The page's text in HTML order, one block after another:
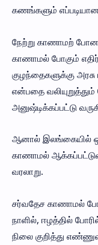
கணங்களும்
நேற்று காணாமற்
காணாமல் போகும்
குழந்தைகளுக்கு அரசு
என்பதை
அனுஷ்டிக்கப்பட்டு
ஆனால் இலங்கையில்
காணாமல்
வரலாறு.
சர்வதேச காணாமல்
நாளில், ஈழத்தில்
நிலை குறித்து